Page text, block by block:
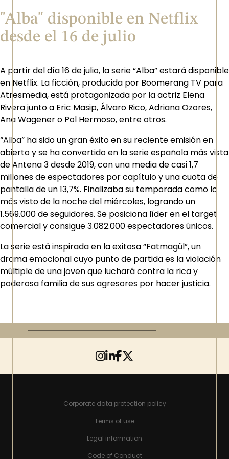
"Alba" disponible en Netflix
desde el 16 de julio
A partir del día 16 de julio, la serie “Alba” estará disponible
en Netflix. La ficción, producida por Boomerang TV para
Atresmedia, está protagonizada por la actriz Elena
Rivera junto a Eric Masip, Álvaro Rico, Adriana Ozores,
Ana Wagener o Pol Hermoso, entre otros.
“Alba” ha sido un gran éxito en su reciente emisión en
abierto y se ha convertido en la serie española más vista
de Antena 3 desde 2019, con una media de casi 1,7
millones de espectadores por capítulo y una cuota de
pantalla de un 13,7%. Finalizaba su temporada como lo
más visto de la noche del miércoles, logrando un
1.569.000 de seguidores. Se posiciona líder en el target
comercial y consigue 3.082.000 espectadores únicos.
La serie está inspirada en la exitosa “Fatmagül”, un
drama emocional cuyo punto de partida es la violación
múltiple de una joven que luchará contra la rica y
poderosa familia de sus agresores por hacer justicia.
Corporate data protection policy
Terms of use
Legal information
Code of Conduct